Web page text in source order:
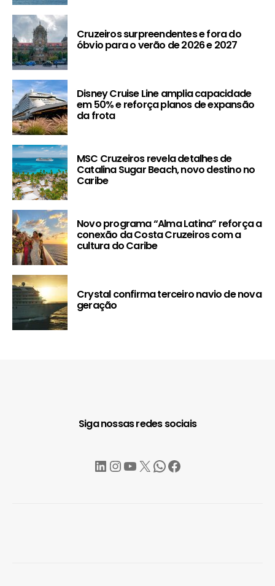
Cruzeiros surpreendentes e fora do
óbvio para o verão de 2026 e 2027
Disney Cruise Line amplia capacidade
em 50% e reforça planos de expansão
da frota
MSC Cruzeiros revela detalhes de
Catalina Sugar Beach, novo destino no
Caribe
Novo programa “Alma Latina” reforça a
conexão da Costa Cruzeiros com a
cultura do Caribe
Crystal confirma terceiro navio de nova
geração
Siga nossas redes sociais
LinkedIn
Instagram
YouTube
X WhatsApp
Facebook